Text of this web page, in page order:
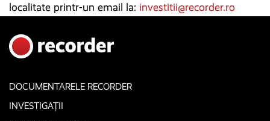
localitate printr-un email la: investitii@recorder.ro
DOCUMENTARELE RECORDER
INVESTIGAȚII